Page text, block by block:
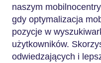
naszym
gdy optymalizacja
pozycje w
użytkowników.
odwiedzających i